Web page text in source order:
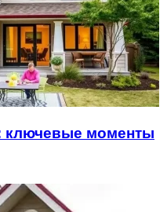
ключевые моменты